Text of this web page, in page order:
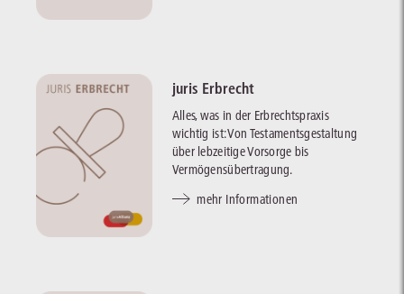
juris Erbrecht
Alles, was in der Erbrechtspraxis
wichtig ist: Von Testamentsgestaltung
über lebzeitige Vorsorge bis
Vermögensübertragung.
mehr Informationen